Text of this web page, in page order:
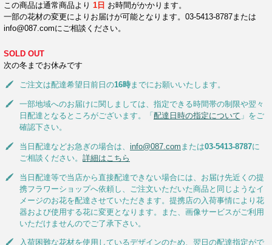
この商品は通常商品より1日 お時間がかかります。
一部の花材の変更によりお届けが可能となります。03-5413-8787または
info@087.comにご相談ください。
SOLD OUT
次の冬までお休みです
ご注文は配達希望日前日の16時までにお願いいたします。
一部地域へのお届けに関しましては、指定できる時間帯の制限や翌々
日配達となるところがございます。「 配達日時の指定について 」をご
確認下さい。
当日配達などお急ぎの場合は、 info@087.com または03-5413-8787に
ご相談ください。 詳細はこちら
当日配達等で当店から直接配達できない場合には、お届け先近くの提
携フラワーショップへ依頼し、ご注文いただいた商品と同じようなイ
メージのお花を配達させていただきます。提携店の入荷事情により花
器および使用する花に変更となります。また、画像サービスがご利用
いただけませんのでご了承下さい。
入荷困難な花材を使用しているデザインのため、翌日の配達指定がで